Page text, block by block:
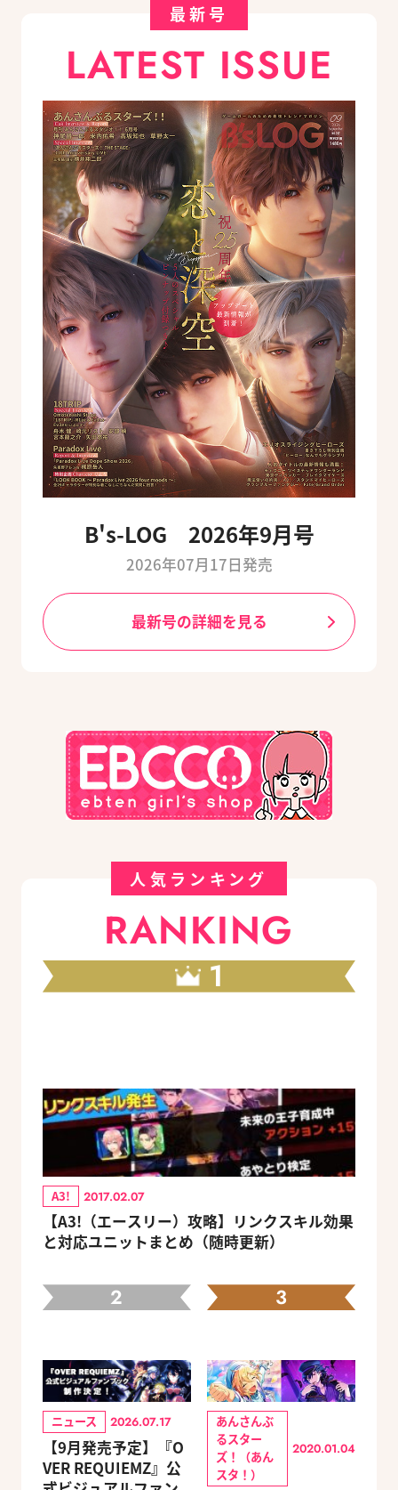
最新号
LATEST ISSUE
B's-LOG 2026年9月号
2026年07月17日発売
最新号の詳細を見る
人気ランキング
RANKING
1
A3! 2017.02.07
【A3!（エースリー）攻略】リンクスキル効果
と対応ユニットまとめ（随時更新）
2
ニュース 2026.07.17
【9月発売予定】『O
VER REQUIEMZ』公
3
あんさんぶ
るスター
ズ！（あん
スタ！）
2020.01.04